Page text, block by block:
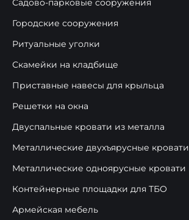
Садово-парковые сооружения
Городские сооружения
Ритуальные уголки
Скамейки на кладбище
Приставные навесы для крыльца
Решетки на окна
Двуспальные кровати из металла
Металлические двухъярусные кровати
Металлические одноярусные кровати
Контейнерные площадки для ТБО
Армейская мебель